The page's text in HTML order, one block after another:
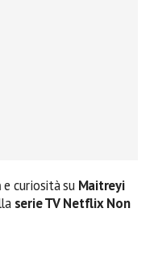
e curiosità su Maitreyi
serie TV Netflix Non